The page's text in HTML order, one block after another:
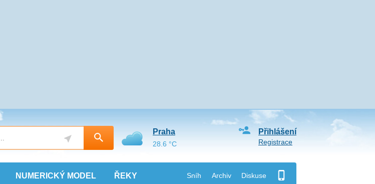
NUMERICKÝ MODEL ŘEKY Sníh Archiv Diskuse
Přihlášení
Registrace
Praha
28.6 °C